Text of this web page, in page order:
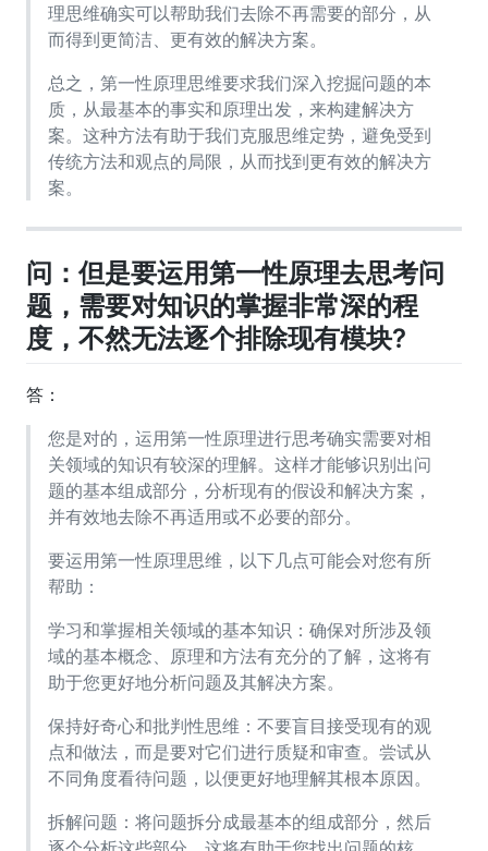
理思维确实可以帮助我们去除不再需要的部分，从
而得到更简洁、更有效的解决方案。
总之，第一性原理思维要求我们深入挖掘问题的本
质，从最基本的事实和原理出发，来构建解决方
案。这种方法有助于我们克服思维定势，避免受到
传统方法和观点的局限，从而找到更有效的解决方
案。
问：但是要运用第一性原理去思考问
题，需要对知识的掌握非常深的程
度，不然无法逐个排除现有模块?
答：
您是对的，运用第一性原理进行思考确实需要对相
关领域的知识有较深的理解。这样才能够识别出问
题的基本组成部分，分析现有的假设和解决方案，
并有效地去除不再适用或不必要的部分。
要运用第一性原理思维，以下几点可能会对您有所
帮助：
学习和掌握相关领域的基本知识：确保对所涉及领
域的基本概念、原理和方法有充分的了解，这将有
助于您更好地分析问题及其解决方案。
保持好奇心和批判性思维：不要盲目接受现有的观
点和做法，而是要对它们进行质疑和审查。尝试从
不同角度看待问题，以便更好地理解其根本原因。
拆解问题：将问题拆分成最基本的组成部分，然后